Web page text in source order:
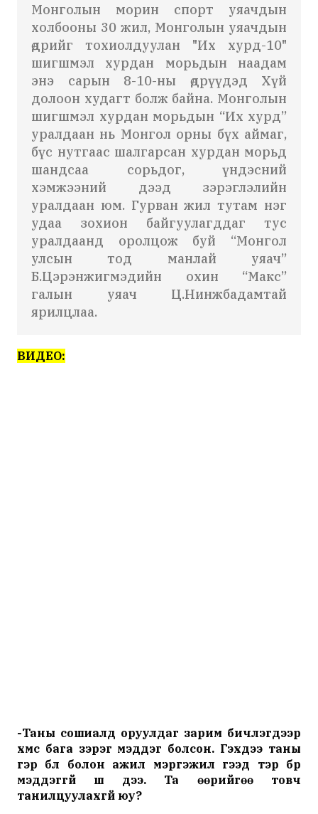
Монголын морин спорт уяачдын
холбооны 30 жил, Монголын уяачдын
өдрийг тохиолдуулан "Их хурд-10"
шигшмэл хурдан морьдын наадам
энэ сарын 8-10-ны өдрүүдэд Хүй
долоон худагт болж байна. Монголын
шигшмэл хурдан морьдын “Их хурд”
уралдаан нь Монгол орны бүх аймаг,
бүс нутгаас шалгарсан хурдан морьд
шандсаа сорьдог, үндэсний
хэмжээний дээд зэрэглэлийн
уралдаан юм. Гурван жил тутам нэг
удаа зохион байгуулагддаг тус
уралдаанд оролцож буй “Монгол
улсын тод манлай уяач”
Б.Цэрэнжигмэдийн охин “Макс”
галын уяач Ц.Нинжбадамтай
ярилцлаа.
ВИДЕО:
-Таны сошиалд оруулдаг зарим бичлэгүүдээр
хүмүүс бага зэрэг мэддэг болсон. Гэхдээ таны
гэр бүл болон ажил мэргэжил гээд тэр бүр
мэддэггүй шүү дээ. Та өөрийгөө товч
танилцуулахгүй юу?